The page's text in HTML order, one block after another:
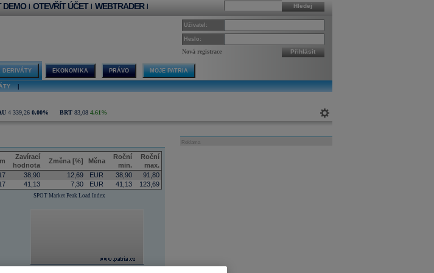
Hledej
DEMO | OTEVŘÍT ÚČET | WEBTRADER |
Uživatel:
Heslo:
Nová registrace Přihlásit
DERIVÁTY EKONOMIKA PRÁVO MOJE PATRIA
4 339,26 0,00% BRT 83,08 4,61%
Zavírací
hodnota
Změna [%] Měna
Roční
min.
Roční
max.
38,90 12,69 EUR 38,90
91,80
41,13 7,30 EUR 41,13 123,69
SPOT Market Peak Load Index
Reklama